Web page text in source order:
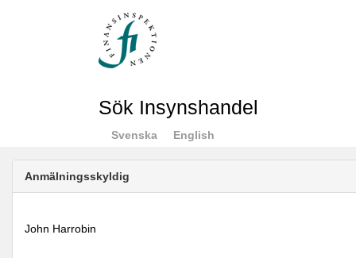
Sök Insynshandel
Svenska English
Anmälningsskyldig
John Harrobin